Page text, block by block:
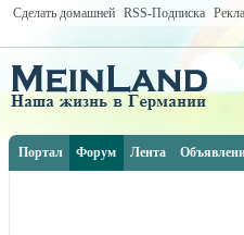
Сделать домашней RSS-Подписка
Портал Форум Лента